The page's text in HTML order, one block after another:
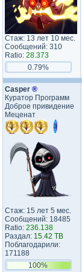
Стаж: 13 лет 10 мес.
Сообщений: 310
Ratio: 28.373
0.79%
Casper ®
Куратор Программ
Доброе привидение
Меценат
Стаж: 15 лет 5 мес.
Сообщений: 18485
Ratio: 236.138
Раздал: 15.42 TB
Поблагодарили:
171188
100%